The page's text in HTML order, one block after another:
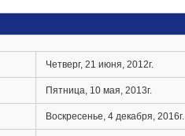
Четверг, 21 июня, 2012г.
Пятница, 10 мая, 2013г.
Воскресенье, 4 декабря, 2016г.